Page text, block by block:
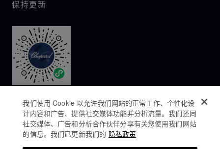
保持更新
我们使用 Cookie 以允许我们网站的正常工作、个性化设
计内容和广告、提供社交媒体功能并分析流量。我们还同
社交媒体、广告和分析合作伙伴分享有关您使用我们网站
的信息。我们已更新我们的 隐私政策